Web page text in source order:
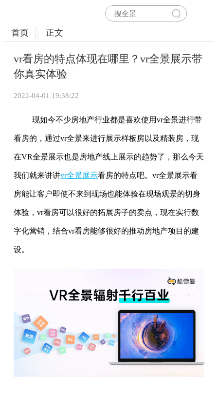
首页 正文
vr看房的特点体现在哪里？vr全景展示带
你真实体验
2022-04-01 19:38:22
现如今不少房地产行业都是喜欢使用vr全景进行带
看房的，通过vr全景来进行展示样板房以及精装房，现
在VR全景展示也是房地产线上展示的趋势了，那么今天
我们就来讲讲vr全景展示看房的特点吧。vr全景展示看
房能让客户即使不来到现场也能体验在现场观景的切身
体验，vr看房可以很好的拓展房子的卖点，现在实行数
字化营销，结合vr看房能够很好的推动房地产项目的建
设。